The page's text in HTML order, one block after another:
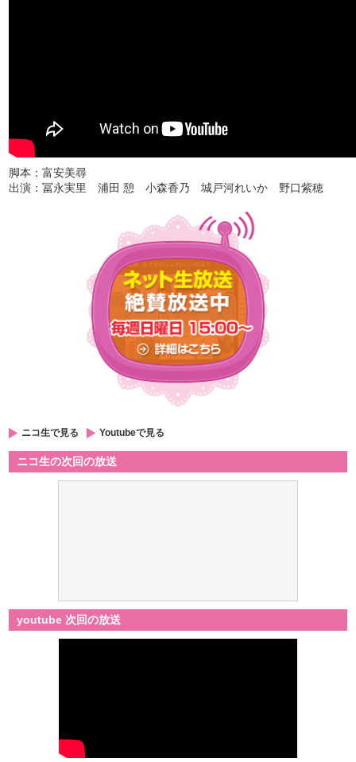
脚本：富安美尋
出演：冨永実里 浦田 憩 小森香乃 城戸河れいか 野口紫穂
ニコ生で見る Youtubeで見る
ニコ生の次回の放送
youtube 次回の放送